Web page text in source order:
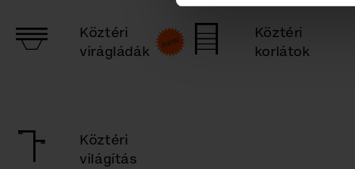
Köztéri
virágládák
Köztéri
korlátok
Köztéri
világítás